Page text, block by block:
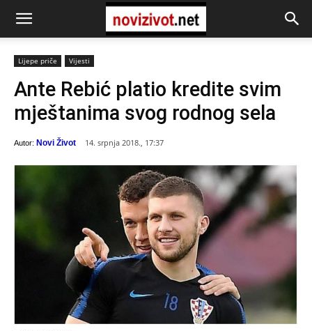
Lijepe priče Vijesti
Ante Rebić platio kredite svim
mještanima svog rodnog sela
Autor: Novi Život 14. srpnja 2018., 17:37